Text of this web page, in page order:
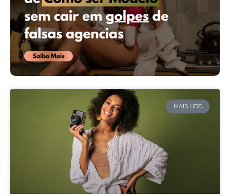
MAIS LIDO